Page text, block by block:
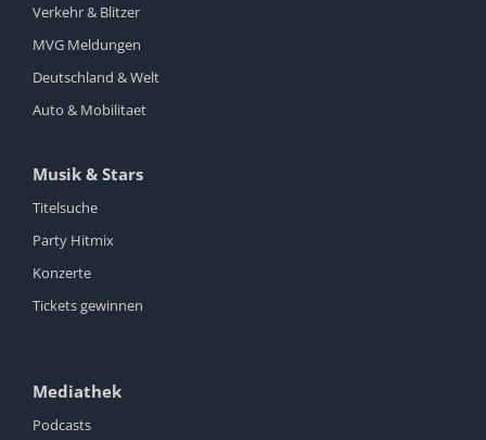
Verkehr & Blitzer
MVG Meldungen
Deutschland & Welt
Auto & Mobilitaet
Musik & Stars
Titelsuche
Party Hitmix
Konzerte
Tickets gewinnen
Mediathek
Podcasts